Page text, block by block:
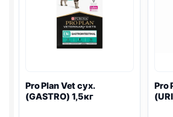
Pro PlanVet сух.
(GASTRO) 1,5кг
Pro
(